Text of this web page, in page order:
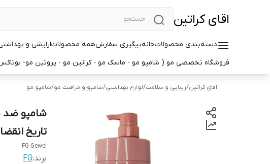
اقای کراتین
دسته‌بندی محصولاتخانهپیگیری سفارشهمه محصولاتارایشی و
فروشگاه تخصصی مو ( شامپو مو - ماسک مو - کراتین مو - پروتین مو-
اقای کراتین/زیبایی و سلامت/لوازم بهداشتی/شامپو و مراقبت مو/شامپو مو
تاریخ انقضا تا
FG Gewel
برند:FG